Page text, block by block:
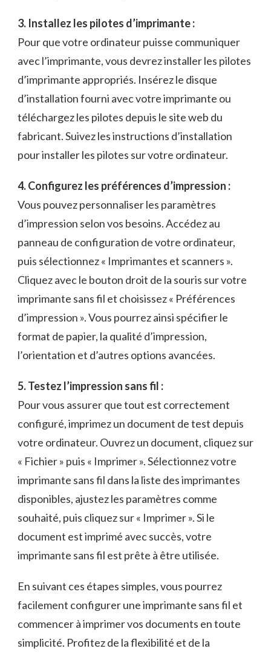
3.‌ Installez les pilotes ‍d’imprimante :
Pour que votre​ ordinateur⁤ puisse communiquer
avec ‌l’imprimante,‍ vous devrez installer les pilotes
d’imprimante appropriés. Insérez le disque
d’installation fourni avec votre imprimante ou
téléchargez les ⁢pilotes depuis le site web du
fabricant. Suivez les instructions d’installation
pour⁢ installer les pilotes sur votre ordinateur.
4. Configurez les préférences d’impression :
Vous pouvez ​personnaliser les‍ paramètres
d’impression selon vos⁣ besoins. Accédez au
‍panneau de configuration de votre ordinateur,
puis sélectionnez « Imprimantes et scanners ».
‍Cliquez avec‍ le bouton droit de​ la souris sur votre
imprimante sans fil ⁤et choisissez « Préférences
d’impression‍ ».​ Vous ‌pourrez ainsi⁢ spécifier ‍le
format de papier, la qualité d’impression,
l’orientation et d’autres options avancées.
5. ⁤Testez l’impression sans ​fil :
Pour vous‌ assurer que tout ‌est correctement
configuré,⁢ imprimez un document ‍de test depuis
votre ordinateur. ​Ouvrez un document, cliquez sur
«⁣ Fichier » puis « Imprimer ». Sélectionnez votre
imprimante sans fil dans⁢ la liste⁤ des ⁣imprimantes
disponibles, ajustez les paramètres comme
souhaité, puis cliquez sur « Imprimer ». Si le
document est imprimé avec succès, votre
imprimante sans fil est prête à être utilisée.
En suivant ces ⁤étapes simples, vous pourrez
facilement configurer une imprimante sans fil et
commencer à imprimer ‍vos documents en toute
simplicité.⁢ Profitez de la flexibilité et de la